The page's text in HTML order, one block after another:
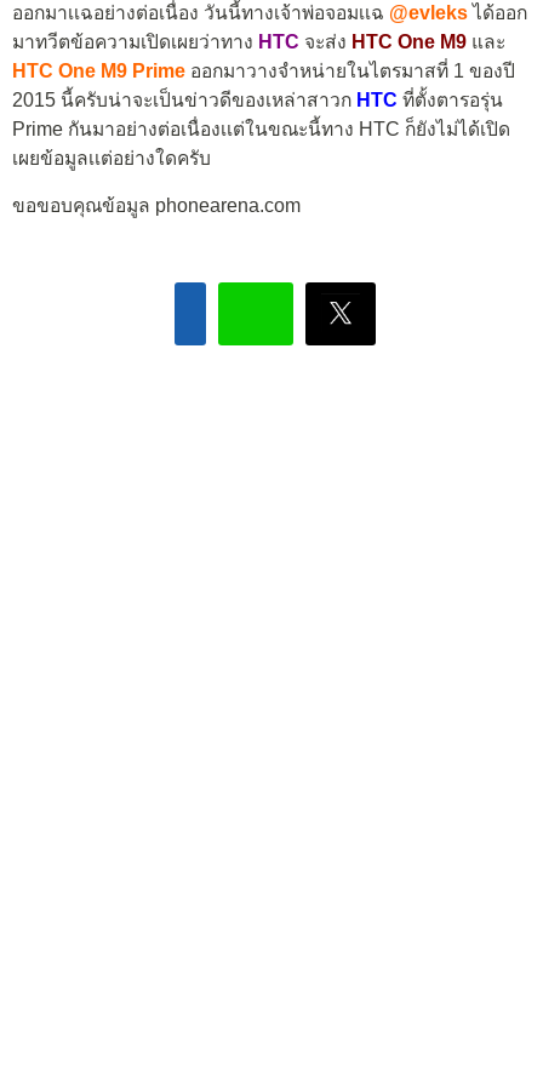
ออกมาเเฉอย่างต่อเนื่อง วันนี้ทางเจ้าพ่อจอมเเฉ @evleksได้ออก
มาทวีตข้อความเปิดเผยว่าทาง HTC จะส่ง HTC One M9 และ
HTC One M9 Prime ออกมาวางจำหน่ายในไตรมาสที่ 1 ของปี
2015 นี้ครับน่าจะเป็นข่าวดีของเหล่าสาวก HTC ที่ตั้งตารอรุ่น
Prime กันมาอย่างต่อเนื่องเเต่ในขณะนี้ทาง HTC ก็ยังไม่ได้เปิด
เผยข้อมูลเเต่อย่างใดครับ
ขอขอบคุณข้อมูล phonearena.com